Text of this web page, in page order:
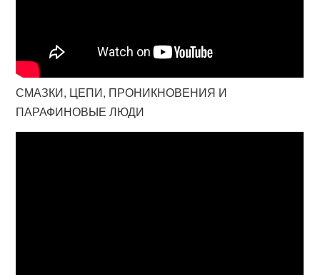
СМАЗКИ, ЦЕПИ, ПРОНИКНОВЕНИЯ И
ПАРАФИНОВЫЕ ЛЮДИ